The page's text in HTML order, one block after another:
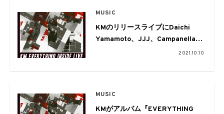
MUSIC
KMのリリースライブにDaichi
Yamamoto、JJJ、Campanella、
田我流、C.O.S.A.、Lil’ Leise But
2021.10.10
MUSIC
KMがアルバム『EVERYTHING